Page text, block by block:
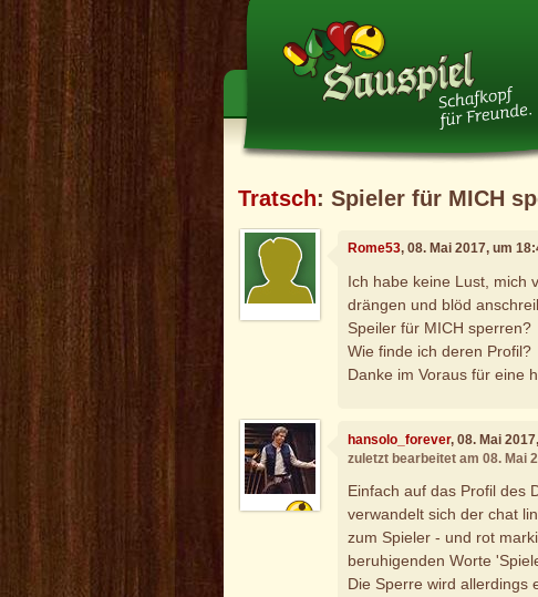
Tratsch: Spieler für MICH
Rome53, 08. Mai 2017, um
Ich habe keine Lust, mich
drängen und blöd
Speiler für MICH sperren?
Wie finde ich deren Profil?
Danke im Voraus für eine
hansolo_forever, 08. Mai
zuletzt bearbeitet am 08. Mai
Einfach auf das Profil des
verwandelt sich der chat
zum Spieler - und rot
beruhigenden Worte
Die Sperre wird allerdings